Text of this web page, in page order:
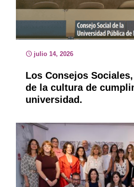
julio 14, 2026
Los Consejos
de la cultura de
universidad.